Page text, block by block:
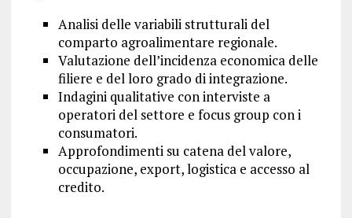
Analisi delle variabili strutturali del
comparto agroalimentare regionale.
Valutazione dell’incidenza economica delle
filiere e del loro grado di integrazione.
Indagini qualitative con interviste a
operatori del settore e focus group con i
consumatori.
Approfondimenti su catena del valore,
occupazione, export, logistica e accesso al
credito.